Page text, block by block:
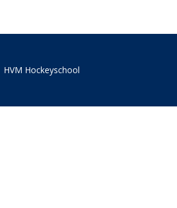
HVM Hockeyschool